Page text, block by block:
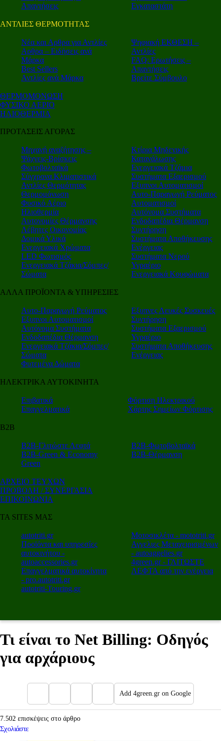
Απαντήσεις
Εγκαταστάτη
ΑΝΤΛΙΕΣ ΘΕΡΜΟΤΗΤΑΣ
Nέα και Αρθρα για Αντλίες
Αρθρα – Ειδήσεις ανά
Μάρκα
Best Sellers
Αντλίες ανά Μάρκα
Ψηφιακή ΕΚΘΕΣΗ –
Αντλίες
FAQ: Ερωτήσεις –
Απαντήσεις
Βρείτε Σύμβουλο
ΘΕΡΜΟΜΟΝΩΣΗ
ΦΥΣΙΚΟ ΑΕΡΙΟ
ΗΛΙΟΘΕΡΜΙΑ
ΠΡΟΤΑΣΕΙΣ ΑΓΟΡΑΣ
Μηχανή αναζήτησης –
Ψάχνεις-Βρίσκεις
Φωτοβολταϊκά
Σύγχρονα Κλιματιστικά
Αντλίες Θερμότητας
Θερμομόνωση
Φυσικό Αέριο
Ηλιοθερμία
Αυτονομίες Θέρμανσης
Λέβητες Οικονομίας
Δομικά Υλικά
Ενεργειακά Χρώματα
LED Φωτισμός
Ενεργειακά Τζάκια/Σόμπες/
Σώματα
Κτίρια Μηδενικής
Κατανάλωσης
Ενεργειακά Τζάμια
Συστήματα Εξαερισμού
Εξυπνοι Αυτοματισμοί
Αυτο-Παραγωγή Ρεύματος
Αυτοματισμοί
Αυτόνομα Συστήματα
Ενδοδαπέδια Θέρμανση
Συντήρηση
Συστήματα Αποθήκευσης
Ενέργειας
Συστήματα Νερού
Υγραέριο
Ενεργειακά Κουφώματα
ΑΛΛΑ ΠΡΟΪΟΝΤΑ & ΥΠΗΡΕΣΙΕΣ
Αυτο-Παραγωγή Ρεύματος
Εξυπνοι Αυτοματισμοί
Αυτόνομα Συστήματα
Ενδοδαπέδια Θέρμανση
Ενεργειακά Τζάκια/Σόμπες/
Σώματα
Φυτεμένα Δώματα
Εξυπνες Λευκές Συσκευές
Συντήρηση
Συστήματα Εξαερισμού
Υγραέριο
Συστήματα Αποθήκευσης
Ενέργειας
ΗΛΕΚΤΡΙΚΑ ΑΥΤΟΚΙΝΗΤΑ
Επιβατικά
Επαγγελματικά
Φόρτιση Ηλεκτρικού
Χάρτης Σημείων Φόρτισης
Β2Β
Β2Β-Γλιτώστε Λεφτά
Β2Β-Green & Economy
Green
Β2Β-Φωτοβολταϊκά
Β2Β-Θέρμανση
ΑΡΧΕΙΟ ΤΕΥΧΩΝ
ΠΡΟΒΟΛΗ / ΣΥΝΕΡΓΑΣΙΑ
ΕΠΙΚΟΙΝΩΝΙΑ
ΤΑ SITES ΜΑΣ
autotriti.gr
Προϊόντα και υπηρεσίες
αυτοκινήτου -
autoaccessories.gr
Επαγγελματικά αυτοκίνητα
- pro.autotriti.gr
autotriti-Touring.gr
Μοτοσικλέτα - mototriti.gr
Αγγελιες Μεταχειρισμένων
- autoaggelies.gr
4green.gr - ΓΛΙΤΩΣΤΕ
ΛΕΦΤΑ από την ενέργεια
Τι είναι το Net Billing: Οδηγός
για αρχάριους
Add 4green.gr on Google
7.502 επισκέψεις στο άρθρο
Σχολιάστε